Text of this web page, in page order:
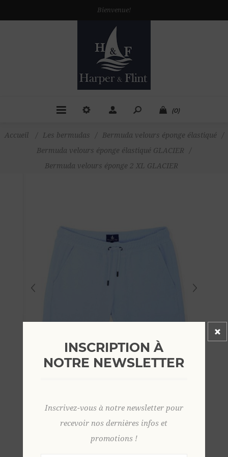
Bienvenue!
(0)
Accueil / Les bermudas / Bermuda velours éponge élastiqué
/
Bermuda velours éponge élastiqué GLACIER
/
Bermuda velours éponge 2 XL GLACIER
INSCRIPTION À
NOTRE NEWSLETTER
Inscrivez-vous à notre newsletter pour
recevoir nos dernières infos et
promotions !